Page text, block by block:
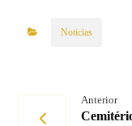
Noticias
Anterior